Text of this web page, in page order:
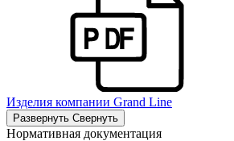
Изделия компании Grand Line
Развернуть Свернуть
Нормативная документация